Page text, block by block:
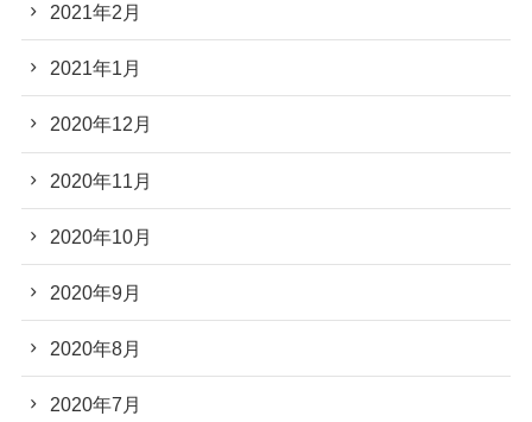
2021年2月
2021年1月
2020年12月
2020年11月
2020年10月
2020年9月
2020年8月
2020年7月